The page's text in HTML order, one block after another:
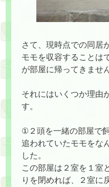
さて、現時点での同居
モモを収容することは
が部屋に帰ってきませ
それにはいくつか理由
す。
①２頭を一緒の部屋で
追われていたモモをな
した。
この部屋は２室を１室
りを閉めれば、２室に